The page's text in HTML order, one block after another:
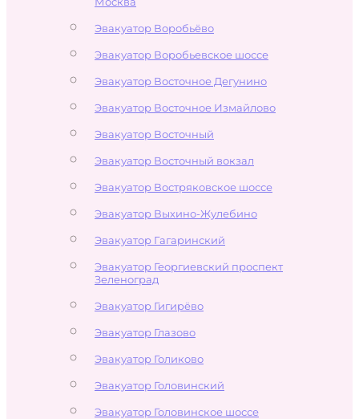
Эвакуатор Воробьёво
Эвакуатор Воробьевское шоссе
Эвакуатор Восточное Дегунино
Эвакуатор Восточное Измайлово
Эвакуатор Восточный
Эвакуатор Восточный вокзал
Эвакуатор Востряковское шоссе
Эвакуатор Выхино-Жулебино
Эвакуатор Гагаринский
Эвакуатор Георгиевский проспект
Зеленоград
Эвакуатор Гигирёво
Эвакуатор Глазово
Эвакуатор Голиково
Эвакуатор Головинский
Эвакуатор Головинское шоссе